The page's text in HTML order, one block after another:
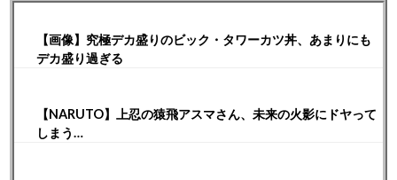
【画像】究極デカ盛りのビック・タワーカツ丼、あまりにも
デカ盛り過ぎる
【NARUTO】上忍の猿飛アスマさん、未来の火影にドヤって
しまう…